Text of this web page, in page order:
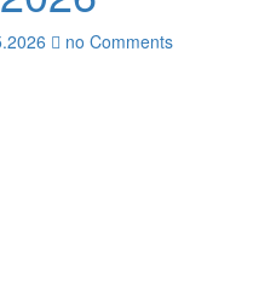
no Comments